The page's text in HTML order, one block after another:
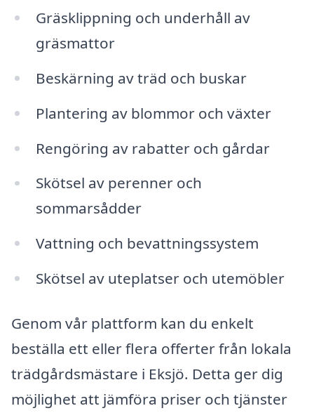
Gräsklippning och underhåll av
gräsmattor
Beskärning av träd och buskar
Plantering av blommor och växter
Rengöring av rabatter och gårdar
Skötsel av perenner och
sommarsådder
Vattning och bevattningssystem
Skötsel av uteplatser och utemöbler
Genom vår plattform kan du enkelt
beställa ett eller flera offerter från lokala
trädgårdsmästare i Eksjö. Detta ger dig
möjlighet att jämföra priser och tjänster